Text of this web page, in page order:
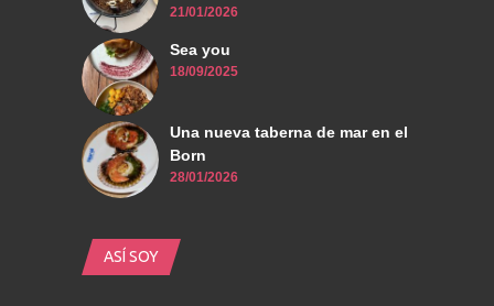
21/01/2026
Sea you
18/09/2025
Una nueva taberna de mar en el
Born
28/01/2026
ASÍ SOY